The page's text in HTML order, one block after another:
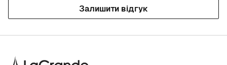
Залишити відгук